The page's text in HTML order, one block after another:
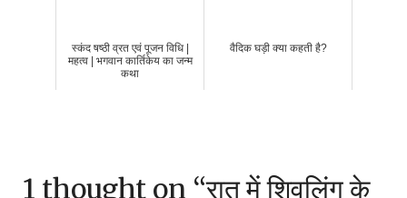
स्कंद षष्ठी व्रत एवं पूजन विधि |
महत्व | भगवान कार्तिकेय का जन्म
कथा
वैदिक घड़ी क्या कहती है?
1 thought on “रात में शिवलिंग के